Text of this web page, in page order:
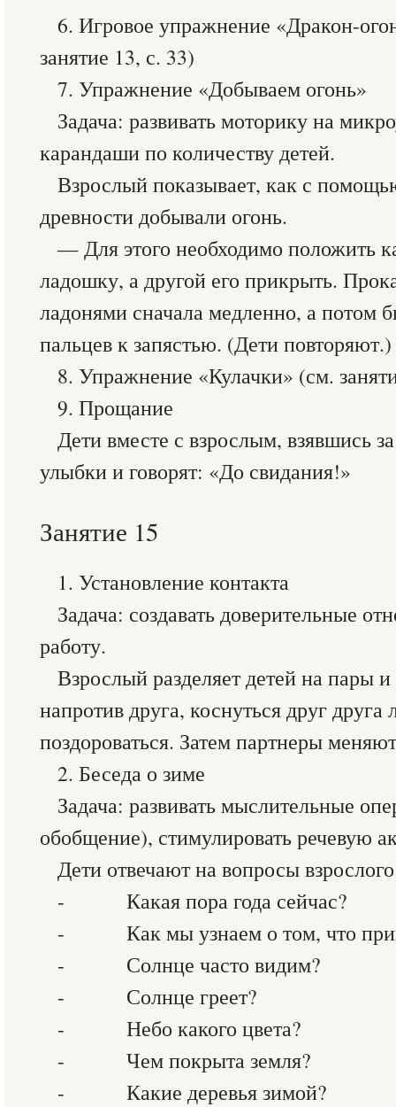
6. Игровое упражнение «Дракон-
занятие 13, с. 33)
7. Упражнение «Добываем огонь»
Задача: развивать моторику на
карандаши по количеству детей.
Взрослый показывает, как с
древности добывали огонь.
— Для этого необходимо положить
ладошку, а другой его прикрыть.
ладонями сначала медленно, а потом
пальцев к запястью. (Дети повторяют.)
8. Упражнение «Кулачки» (см.
9. Прощание
Дети вместе с взрослым, взявшись
улыбки и говорят: «До свидания!»
Занятие 15
1. Установление контакта
Задача: создавать доверительные
работу.
Взрослый разделяет детей на пары
напротив друга, коснуться друг
поздороваться. Затем партнеры
2. Беседа о зиме
Задача: развивать мыслительные
обобщение), стимулировать речевую
Дети отвечают на вопросы
- Какая пора года сейчас?
- Как мы узнаем о том, что
- Солнце часто видим?
- Солнце греет?
- Небо какого цвета?
- Чем покрыта земля?
- Какие деревья зимой?